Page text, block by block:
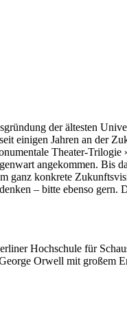
der ältesten
einigen Jahren an der
Theater-
angekommen. Bis
ganz konkrete
– bitte ebenso gern.
Hochschule für
Orwell mit großem